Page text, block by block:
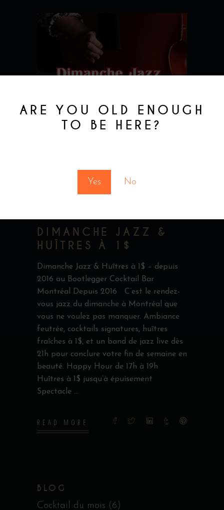
ARE YOU OLD ENOUGH
TO BE HERE?
Yes No
4 septembre 2025
DIMANCHE JAZZ &
HUÎTRES À 1$
Dimanche Jazz & Huîtres à 1$ – depuis
2016 au Bootlegger Cocktail Bar
Montréal Depuis 2016 C’est le rendez-
vous jazz du dimanche à Montréal que
vous ne voulez pas manquer. Ambiance
feutrée, cocktails signatures, huîtres
fraîches à 1$, et un band de jazz live dès
21h pour conclure votre fin de semaine en
beauté. Happy Hour de 17h à 19h
Huîtres à 1$ jusqu’à épuisement
Spectacle
READ MORE
BLOG
Cocktail du mois (6)